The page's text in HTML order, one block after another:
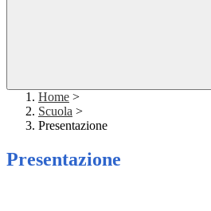
Home >
Scuola >
Presentazione
Presentazione